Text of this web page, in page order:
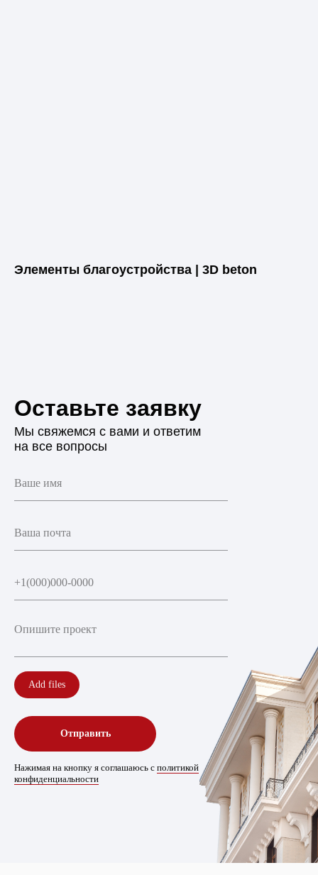
Элементы благоустройства | 3D beton
Мы свяжемся с вами и ответим
на все вопросы
Оставьте заявку
Add files
Отправить
Нажимая на кнопку я соглашаюсь с политикой
конфиденциальности